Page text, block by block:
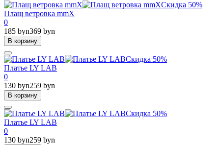
Скидка 50%
Плащ ветровка mmX
0
185 byn369 byn
В корзину
Скидка 50%
Платье LY LAB
0
130 byn259 byn
В корзину
Скидка 50%
Платье LY LAB
0
130 byn259 byn